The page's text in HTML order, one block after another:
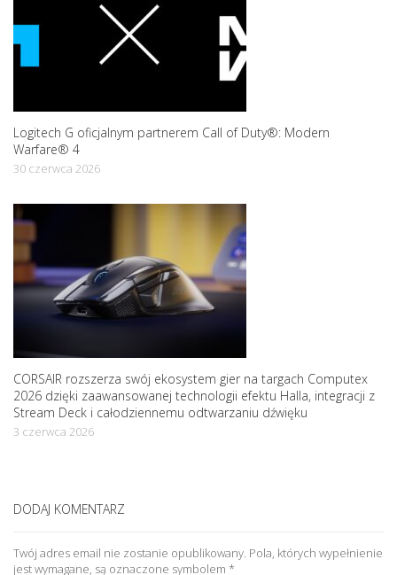
Logitech G oficjalnym partnerem Call of Duty®: Modern
Warfare® 4
30 czerwca 2026
CORSAIR rozszerza swój ekosystem gier na targach Computex
2026 dzięki zaawansowanej technologii efektu Halla, integracji z
Stream Deck i całodziennemu odtwarzaniu dźwięku
3 czerwca 2026
DODAJ KOMENTARZ
Twój adres email nie zostanie opublikowany. Pola, których wypełnienie
jest wymagane, są oznaczone symbolem *